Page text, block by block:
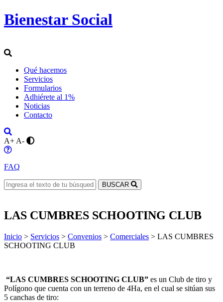
Bienestar Social
Qué hacemos
Servicios
Formularios
Adhiérete al 1%
Noticias
Contacto
A+ A-
FAQ
BUSCAR
LAS CUMBRES SCHOOTING CLUB
Inicio > Servicios > Convenios > Comerciales > LAS CUMBRES
SCHOOTING CLUB
“LAS CUMBRES SCHOOTING CLUB” es un Club de tiro y
Polígono que cuenta con un terreno de 4Ha, en el cual se sitúan sus
5 canchas de tiro: